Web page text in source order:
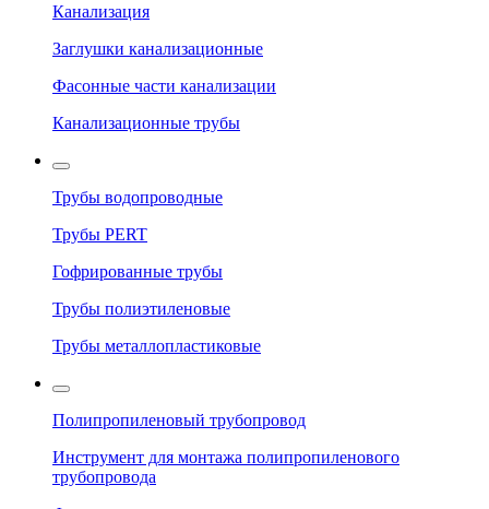
Канализация
Заглушки канализационные
Фасонные части канализации
Канализационные трубы
Трубы водопроводные
Трубы PERT
Гофрированные трубы
Трубы полиэтиленовые
Трубы металлопластиковые
Полипропиленовый трубопровод
Инструмент для монтажа полипропиленового
трубопровода